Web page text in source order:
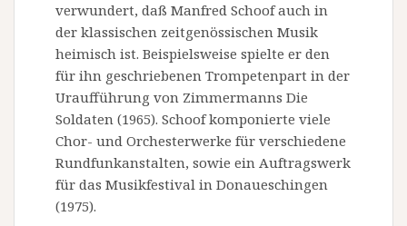
verwundert, daß Manfred Schoof auch in
der klassischen zeitgenössischen Musik
heimisch ist. Beispielsweise spielte er den
für ihn geschriebenen Trompetenpart in der
Uraufführung von Zimmermanns Die
Soldaten (1965). Schoof komponierte viele
Chor- und Orchesterwerke für verschiedene
Rundfunkanstalten, sowie ein Auftragswerk
für das Musikfestival in Donaueschingen
(1975).